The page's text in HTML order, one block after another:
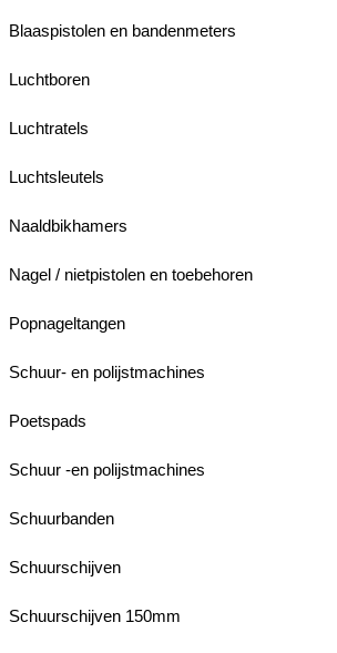
Blaaspistolen en bandenmeters
Luchtboren
Luchtratels
Luchtsleutels
Naaldbikhamers
Nagel / nietpistolen en toebehoren
Popnageltangen
Schuur- en polijstmachines
Poetspads
Schuur -en polijstmachines
Schuurbanden
Schuurschijven
Schuurschijven 150mm